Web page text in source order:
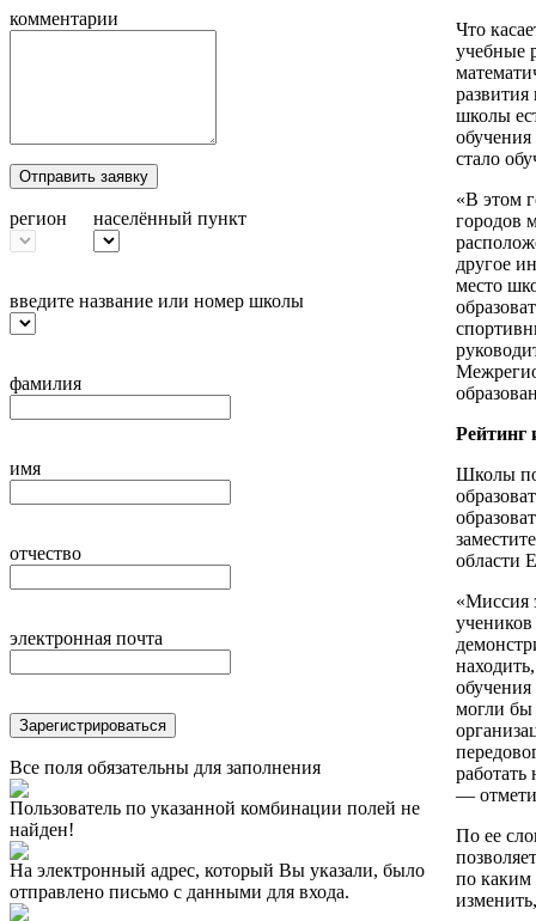
комментарии
Отправить заявку
регион населённый пункт
введите название или номер школы
фамилия
имя
отчество
электронная почта
Зарегистрироваться
Все поля обязательны для заполнения
Пользователь по указанной комбинации полей не
найден!
На электронный адрес, который Вы указали, было
отправлено письмо с данными для входа.
Что
учебные
школы
стало
«В этом
городов
другое
место
Рейтинг
Школы
области
«Миссия
могли бы
работать
—
По ее
по каким